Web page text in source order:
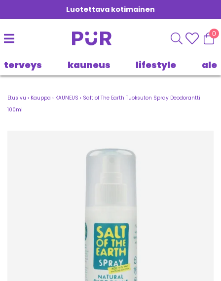
Luotettava kotimainen
0
terveys kauneus lifestyle ale
Etusivu › Kauppa › KAUNEUS › Salt of The Earth Tuoksuton Spray Deodorantti
100ml